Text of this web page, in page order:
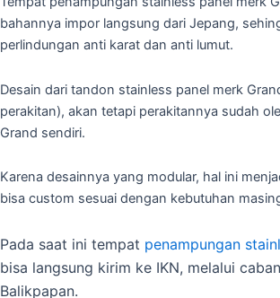
bahannya impor langsung dari Jepang,
perlindungan anti karat dan anti lumut.
Desain dari tandon stainless panel merk
perakitan), akan tetapi perakitannya sudah
Grand sendiri.
Karena desainnya yang modular, hal ini
bisa custom sesuai dengan kebutuhan
Pada saat ini tempat penampungan
bisa langsung kirim ke IKN, melalui
Balikpapan.